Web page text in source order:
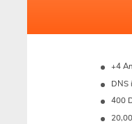
+4
DNS
400